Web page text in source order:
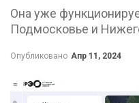
Она уже
Подмосковье и
Опубликовано Апр 11, 2024